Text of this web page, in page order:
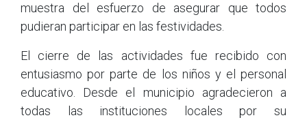
muestra del esfuerzo de asegurar que todos
pudieran participar en las festividades.
El cierre de las actividades fue recibido con
entusiasmo por parte de los niños y el personal
educativo. Desde el municipio agradecieron a
todas las instituciones locales por su